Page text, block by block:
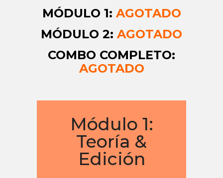
MÓDULO 1: AGOTADO
MÓDULO 2: AGOTADO
COMBO COMPLETO:
AGOTADO
Módulo 1:
Teoría &
Edición